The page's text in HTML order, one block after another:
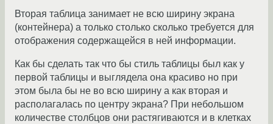
Вторая таблица занимает не всю ширину экрана
(контейнера) а только столько сколько требуется для
отображения содержащейся в ней информации.
Как бы сделать так что бы стиль таблицы был как у
первой таблицы и выглядела она красиво но при
этом была бы не во всю ширину а как вторая и
располагалась по центру экрана? При небольшом
количестве столбцов они растягиваются и в клетках